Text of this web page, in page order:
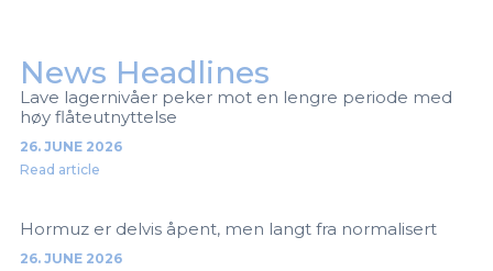
News Headlines
Lave lagernivåer peker mot en lengre periode med
høy flåteutnyttelse
26. JUNE 2026
Read article
Hormuz er delvis åpent, men langt fra normalisert
26. JUNE 2026